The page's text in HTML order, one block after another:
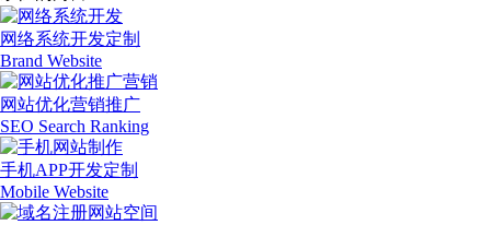
网络系统开发定制
Brand Website
网站优化营销推广
SEO Search Ranking
手机APP开发定制
Mobile Website